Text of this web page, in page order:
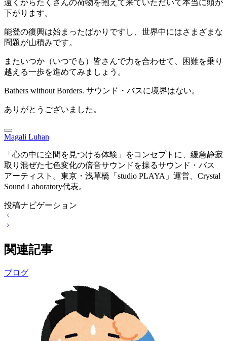
遠くからたくさんの荷物を抱えて来ていただいて本当に頭が
下がります。
能登の復興は始まったばかりですし、世界中にはさまざまな
問題が山積みです。
またいつか（いつでも）皆さんで力を合わせて、困難を乗り
越える一歩を進めてみましょう。
Bathers without Borders. サウンド・バスに境界はない。
ありがとうございました。
Magali Luhan
「心の中に空間を見つける体験」をコンセプトに、緩急静寂
取り混ぜた七色変化の倍音サウンドを操るサウンド・バス
アーティスト。東京・浅草橋「studio PLAYA」運営、Crystal
Sound Laboratory代表。
投稿ナビゲーション
関連記事
ブログ